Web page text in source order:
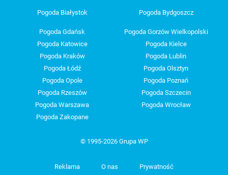
Pogoda Białystok Pogoda Bydgoszcz
Pogoda Gdańsk
Pogoda Gorzów Wielkopolski
Pogoda Katowice
Pogoda Kielce
Pogoda Kraków
Pogoda Lublin
Pogoda Łódź
Pogoda Olsztyn
Pogoda Opole
Pogoda Poznań
Pogoda Rzeszów
Pogoda Szczecin
Pogoda Warszawa
Pogoda Wrocław
Pogoda Zakopane
© 1995-2026 Grupa WP
Reklama O nas Prywatność